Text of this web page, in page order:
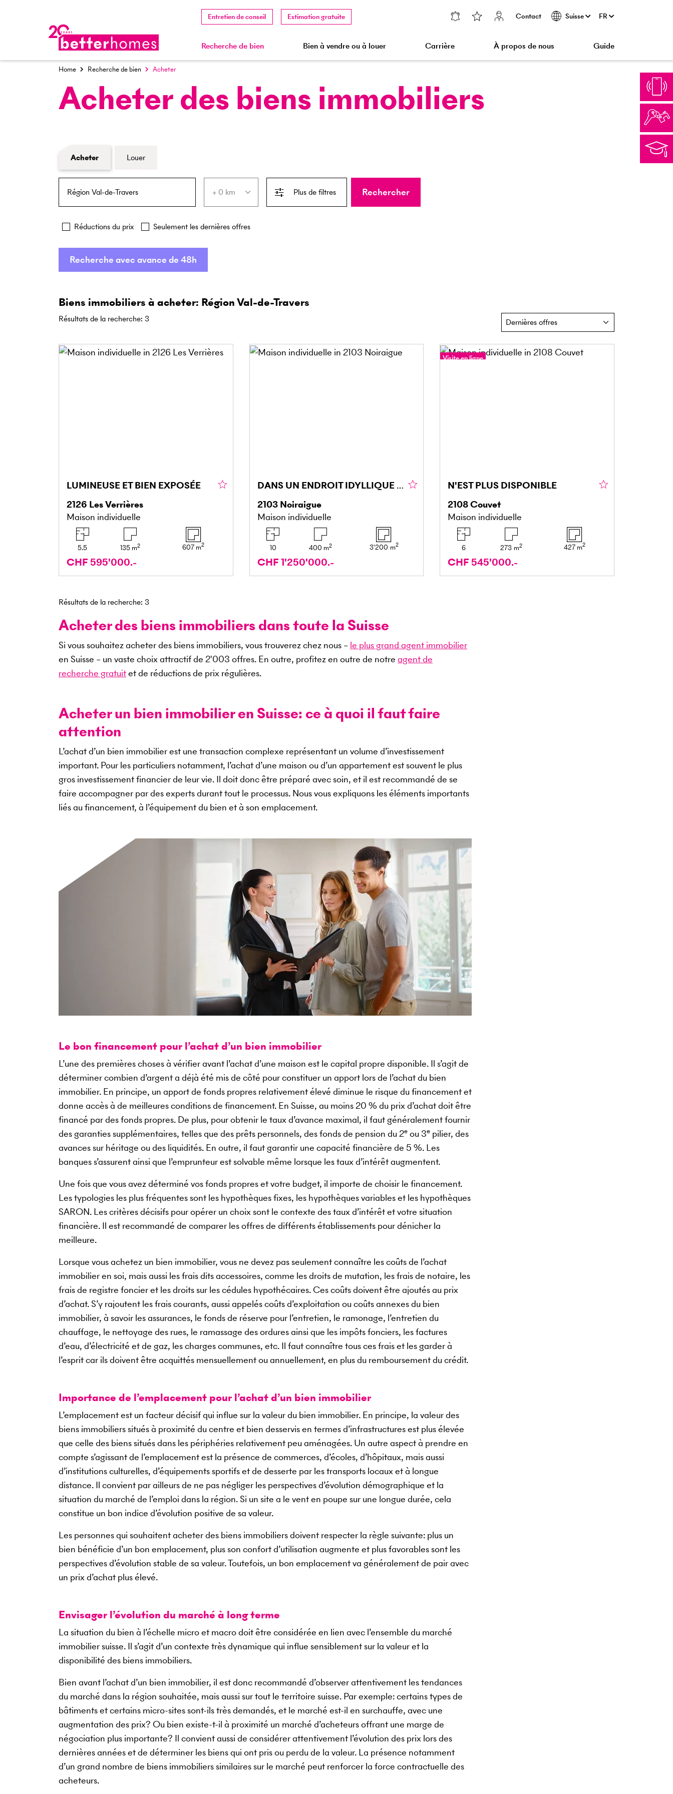
Entretien de conseil Estimation gratuite Contact Suisse FR
Recherche de bien Bien à vendre ou à louer Carrière À propos de nous Guide
Home Recherche de bien Acheter
Acheter des biens immobiliers
Formulaire de recherche de biens
Acheter
Louer
Plus de filtres
Réductions du prix Seulement les dernières offres
Rechercher
Recherche avec avance de 48h
Biens immobiliers à acheter: Région Val-de-Travers
Résultats de la recherche: 3
LUMINEUSE ET BIEN EXPOSÉE
2126 Les Verrières
Maison individuelle
5.5 135 m2 607 m2
CHF 595'000.-
DANS UN ENDROIT IDYLLIQUE ET CALME
2103 Noiraigue
Maison individuelle
10 400 m2 3'200 m2
CHF 1'250'000.-
Visite en ligne
N'EST PLUS DISPONIBLE
2108Couvet
Maison individuelle
6 273 m2 427 m2
CHF 545'000.-
Résultats de la recherche: 3
Acheter des biens immobiliers dans toute la Suisse
Si vous souhaitez acheter des biens immobiliers, vous trouverez chez nous – le plus grand agent immobilier
en Suisse – un vaste choix attractif de 2'003 offres. En outre, profitez en outre de notre agent de
recherche gratuitet de réductions de prix régulières.
Acheter un bien immobilier en Suisse: ce à quoi il faut faire
attention
L’achat d’un bien immobilier est une transaction complexe représentant un volume d’investissement
important. Pour les particuliers notamment, l’achat d’une maison ou d’un appartement est souvent le plus
gros investissement financier de leur vie. Il doit donc être préparé avec soin, et il est recommandé de se
faire accompagner par des experts durant tout le processus. Nous vous expliquons les éléments importants
liés au financement, à l’équipement du bien et à son emplacement.
Le bon financement pour l’achat d’un bien immobilier
L’une des premières choses à vérifier avant l’achat d’une maison est le capital propre disponible. Il s’agit de
déterminer combien d’argent a déjà été mis de côté pour constituer un apport lors de l’achat du bien
immobilier. En principe, un apport de fonds propres relativement élevé diminue le risque du financement et
donne accès à de meilleures conditions de financement. En Suisse, au moins 20 % du prix d’achat doit être
financé par des fonds propres. De plus, pour obtenir le taux d’avance maximal, il faut généralement fournir
des garanties supplémentaires, telles que des prêts personnels, des fonds de pension du 2e ou 3e pilier, des
avances sur héritage ou des liquidités. En outre, il faut garantir une capacité financière de 5 %. Les
banques s’assurent ainsi que l’emprunteur est solvable même lorsque les taux d’intérêt augmentent.
Une fois que vous avez déterminé vos fonds propres et votre budget, il importe de choisir le financement.
Les typologies les plus fréquentes sont les hypothèques fixes, les hypothèques variables et les hypothèques
SARON. Les critères décisifs pour opérer un choix sont le contexte des taux d’intérêt et votre situation
financière. Il est recommandé de comparer les offres de différents établissements pour dénicher la
meilleure.
Lorsque vous achetez un bien immobilier, vous ne devez pas seulement connaître les coûts de l’achat
immobilier en soi, mais aussi les frais dits accessoires, comme les droits de mutation, les frais de notaire, les
frais de registre foncier et les droits sur les cédules hypothécaires. Ces coûts doivent être ajoutés au prix
d’achat. S’y rajoutent les frais courants, aussi appelés coûts d’exploitation ou coûts annexes du bien
immobilier, à savoir les assurances, le fonds de réserve pour l’entretien, le ramonage, l’entretien du
chauffage, le nettoyage des rues, le ramassage des ordures ainsi que les impôts fonciers, les factures
d’eau, d’électricité et de gaz, les charges communes, etc. Il faut connaître tous ces frais et les garder à
l’esprit car ils doivent être acquittés mensuellement ou annuellement, en plus du remboursement du crédit.
Importance de l’emplacement pour l’achat d’un bien immobilier
L’emplacement est un facteur décisif qui influe sur la valeur du bien immobilier. En principe, la valeur des
biens immobiliers situés à proximité du centre et bien desservis en termes d’infrastructures est plus élevée
que celle des biens situés dans les périphéries relativement peu aménagées. Un autre aspect à prendre en
compte s’agissant de l’emplacement est la présence de commerces, d’écoles, d’hôpitaux, mais aussi
d’institutions culturelles, d’équipements sportifs et de desserte par les transports locaux et à longue
distance. Il convient par ailleurs de ne pas négliger les perspectives d’évolution démographique et la
situation du marché de l’emploi dans la région. Si un site a le vent en poupe sur une longue durée, cela
constitue un bon indice d’évolution positive de sa valeur.
Les personnes qui souhaitent acheter des biens immobiliers doivent respecter la règle suivante: plus un
bien bénéficie d’un bon emplacement, plus son confort d’utilisation augmente et plus favorables sont les
perspectives d’évolution stable de sa valeur. Toutefois, un bon emplacement va généralement de pair avec
un prix d’achat plus élevé.
Envisager l’évolution du marché à long terme
La situation du bien à l’échelle micro et macro doit être considérée en lien avec l’ensemble du marché
immobilier suisse. Il s’agit d’un contexte très dynamique qui influe sensiblement sur la valeur et la
disponibilité des biens immobiliers.
Bien avant l’achat d’un bien immobilier, il est donc recommandé d’observer attentivement les tendances
du marché dans la région souhaitée, mais aussi sur tout le territoire suisse. Par exemple: certains types de
bâtiments et certains micro-sites sont-ils très demandés, et le marché est-il en surchauffe, avec une
augmentation des prix? Ou bien existe-t-il à proximité un marché d’acheteurs offrant une marge de
négociation plus importante? Il convient aussi de considérer attentivement l’évolution des prix lors des
dernières années et de déterminer les biens qui ont pris ou perdu de la valeur. La présence notamment
d’un grand nombre de biens immobiliers similaires sur le marché peut renforcer la force contractuelle des
acheteurs.